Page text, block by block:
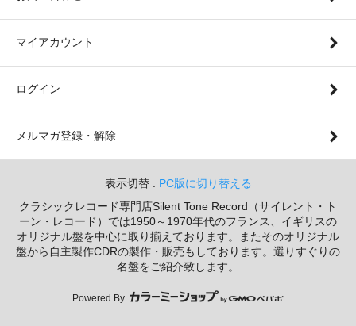
マイアカウント
ログイン
メルマガ登録・解除
表示切替 : PC版に切り替える
クラシックレコード専門店Silent Tone Record（サイレント・ト
ーン・レコード）では1950～1970年代のフランス、イギリスの
オリジナル盤を中心に取り揃えております。またそのオリジナル
盤から自主製作CDRの製作・販売もしております。選りすぐりの
名盤をご紹介致します。
Powered By